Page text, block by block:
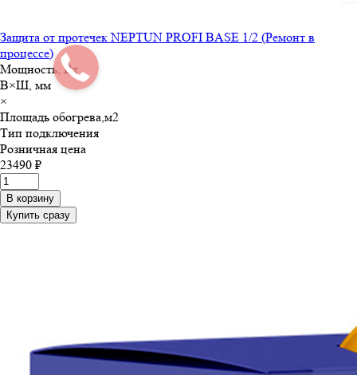
Защита от протечек NEPTUN PROFI BASE 1/2 (Ремонт в
процессе)
Мощность, Вт
В×Ш, мм
×
Площадь обогрева,м2
Тип подключения
Розничная цена
23490 ₽
В корзину
Купить сразу